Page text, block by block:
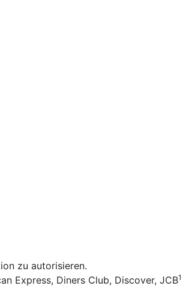
zu autorisieren.
Express, Diners Club, Discover, JCB1